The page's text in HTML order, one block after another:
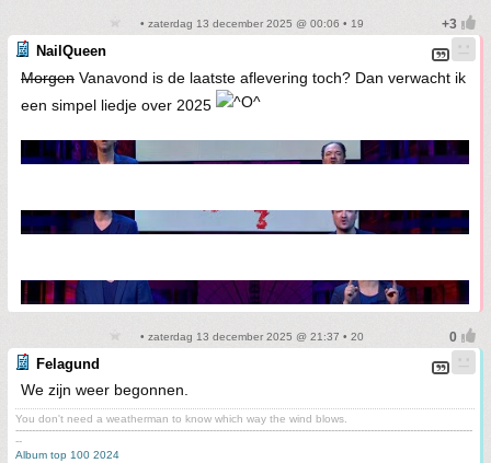
• zaterdag 13 december 2025 @ 00:06 • 19
NailQueen
Morgen Vanavond is de laatste aflevering toch? Dan verwacht ik
een simpel liedje over 2025
• zaterdag 13 december 2025 @ 21:37 • 20
Felagund
We zijn weer begonnen.
You don't need a weatherman to know which way the wind blows.
-------------------------------------------------------------------------------------------------------------------------------------------
--
Album top 100 2024